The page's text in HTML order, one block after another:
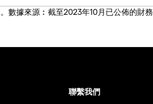
據來源︰截至2023年10月已公佈的財務
聯繫我們